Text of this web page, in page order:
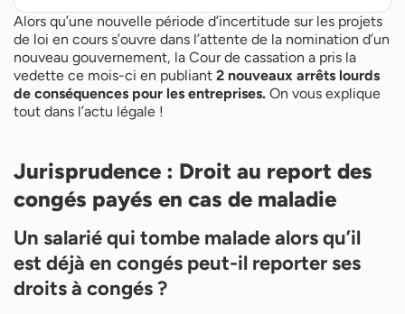
Alors qu’une nouvelle période d’incertitude sur les projets
de loi en cours s’ouvre dans l’attente de la nomination d’un
nouveau gouvernement, la Cour de cassation a pris la
vedette ce mois-ci en publiant 2 nouveaux arrêts lourds
de conséquences pour les entreprises. On vous explique
tout dans l’actu légale !
Jurisprudence : Droit au report des
congés payés en cas de maladie
Un salarié qui tombe malade alors qu’il
est déjà en congés peut-il reporter ses
droits à congés ?
Jurisprudence : Droit au report des congés payés
en cas de maladie
Jurisprudence : prise en compte des congés
payés dans le décompte des heures
supplémentaire
Paie : nouveau calcul des allégements de
cotisations patronales au 01er janvier 2026
Jurisprudence : droit au silence au cours de